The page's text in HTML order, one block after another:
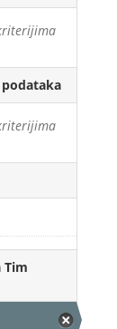
podataka
Tim